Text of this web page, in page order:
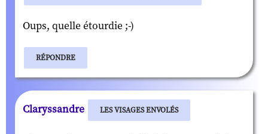
Oups, quelle étourdie ;-)
RÉPONDRE
Claryssandre LES VISAGES ENVOLÉS